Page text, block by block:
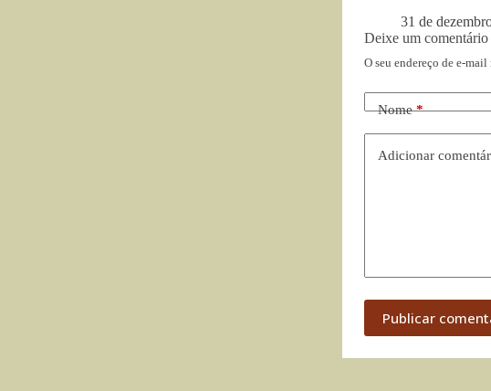
31 de
Deixe um comentário
O seu endereço de e-mail
Nome*
Adicionar
Publicar